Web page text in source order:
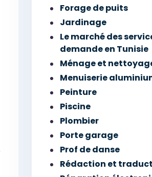
Forage de puits
Jardinage
Le marché des
demande en Tunisie
Ménage et
Menuiserie
Peinture
Piscine
Plombier
Porte garage
Prof de danse
Rédaction et